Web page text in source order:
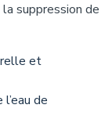
suppression de
et
de